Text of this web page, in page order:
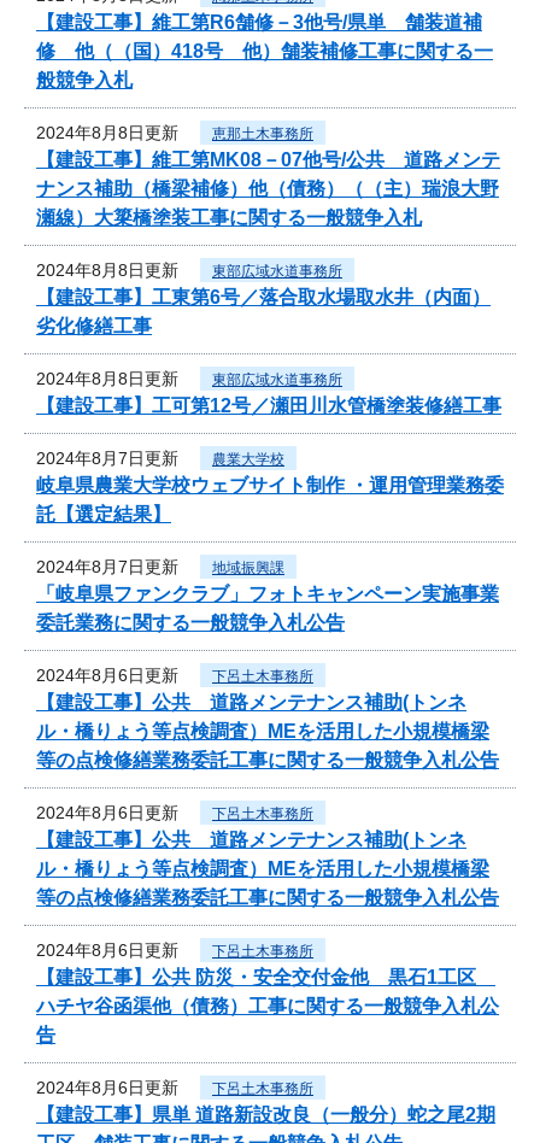
【建設工事】維工第R6舗修－3他号/県単 舗装道補
修 他（（国）418号 他）舗装補修工事に関する一
般競争入札
2024年8月8日更新 恵那土木事務所
【建設工事】維工第MK08－07他号/公共 道路メンテ
ナンス補助（橋梁補修）他（債務）（（主）瑞浪大野
瀬線）大簗橋塗装工事に関する一般競争入札
2024年8月8日更新 東部広域水道事務所
【建設工事】工東第6号／落合取水場取水井（内面）
劣化修繕工事
2024年8月8日更新 東部広域水道事務所
【建設工事】工可第12号／瀬田川水管橋塗装修繕工事
2024年8月7日更新 農業大学校
岐阜県農業大学校ウェブサイト制作 ・運用管理業務委
託【選定結果】
2024年8月7日更新 地域振興課
「岐阜県ファンクラブ」フォトキャンペーン実施事業
委託業務に関する一般競争入札公告
2024年8月6日更新 下呂土木事務所
【建設工事】公共 道路メンテナンス補助(トンネ
ル・橋りょう等点検調査）MEを活用した小規模橋梁
等の点検修繕業務委託工事に関する一般競争入札公告
2024年8月6日更新 下呂土木事務所
【建設工事】公共 道路メンテナンス補助(トンネ
ル・橋りょう等点検調査）MEを活用した小規模橋梁
等の点検修繕業務委託工事に関する一般競争入札公告
2024年8月6日更新 下呂土木事務所
【建設工事】公共 防災・安全交付金他 黒石1工区
ハチヤ谷函渠他（債務）工事に関する一般競争入札公
告
2024年8月6日更新 下呂土木事務所
【建設工事】県単 道路新設改良（一般分）蛇之尾2期